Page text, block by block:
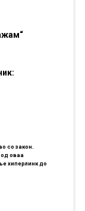
со закон.
оваа
хиперлинк до